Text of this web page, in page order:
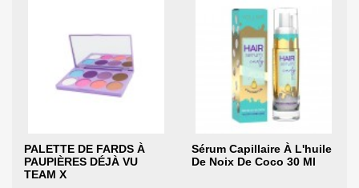
PALETTE DE FARDS À
PAUPIÈRES DÉJÀ VU
TEAM X
Sérum Capillaire À L'huile
De Noix De Coco 30 Ml